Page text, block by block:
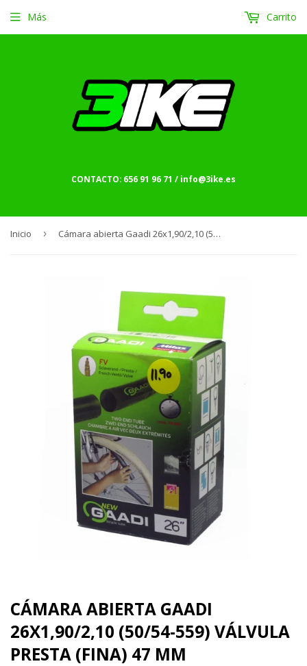
CONTACTO: 656 91 96 71 / info@3ike.es
Más Carrito
Inicio › Cámara abierta Gaadi 26x1,90/2,10 (50/54-559) válvula Presta (fina) 47 mm
CÁMARA ABIERTA GAADI
26X1,90/2,10 (50/54-559) VÁLVULA
PRESTA (FINA) 47 MM